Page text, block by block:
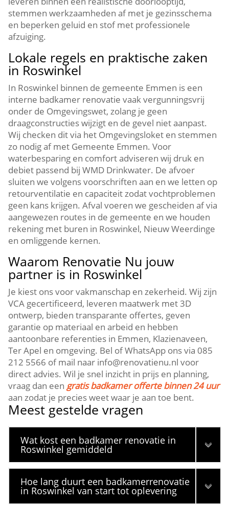
stemmen werkzaamheden af met je gezinsschema
en beperken geluid en stof met professionele
afzuiging.
Lokale regels en praktische zaken
in Roswinkel
In Roswinkel binnen de gemeente Emmen is een
interne badkamer renovatie vaak vergunningsvrij
onder de Omgevingswet, zolang je geen
draagconstructies wijzigt en de gevel niet aanpast.
Wij checken dit via het Omgevingsloket en stemmen
zo nodig af met Gemeente Emmen. Voor
waterbesparing en comfort adviseren wij druk en
debiet passend bij WMD Drinkwater. De afvoer
sluiten we volgens voorschriften aan en we letten op
retourventilatie en capaciteit zodat vochtproblemen
geen kans krijgen. Afval voeren we gescheiden af via
aangewezen routes in de gemeente en we houden
rekening met buren in Roswinkel, Nieuw Weerdinge
en omliggende kernen.
Waarom Renovatie Nu jouw
partner is in Roswinkel
Je kiest ons voor vakmanschap en zekerheid. Wij zijn
VCA gecertificeerd, leveren maatwerk met 3D
ontwerp, bieden transparante offertes, geven
garantie op materiaal en arbeid en hebben
aantoonbare referenties in Emmen, Klazienaveen,
Ter Apel en omgeving. Bel of WhatsApp ons via 085
212 5566 of mail naar info@renovatienu.nl voor
direct advies. Wil je snel inzicht in prijs en planning,
vraag dan een gratis badkamer offerte binnen 24 uur
aan zodat je precies weet waar je aan toe bent.
Meest gestelde vragen
Wat kost een badkamer renovatie in
Roswinkel gemiddeld
Hoe lang duurt een badkamerrenovatie
in Roswinkel van start tot oplevering